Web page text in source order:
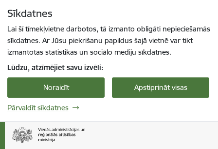
Sīkdatnes
Lai šī tīmekļvietne darbotos, tā izmanto obligāti nepieciešamās
sīkdatnes. Ar Jūsu piekrišanu papildus šajā vietnē var tikt
izmantotas statistikas un sociālo mediju sīkdatnes.
Lūdzu, atzīmējiet savu izvēli:
Noraidīt Apstiprināt visas
Pārvaldīt sīkdatnes